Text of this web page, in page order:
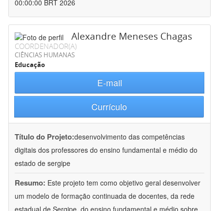
00:00:00 BRT 2026
Alexandre Meneses Chagas
COORDENADOR(A)
CIÊNCIAS HUMANAS
Educação
E-mail
Currículo
Título do Projeto:desenvolvimento das competências
digitais dos professores do ensino fundamental e médio do
estado de sergipe
Resumo: Este projeto tem como objetivo geral desenvolver
um modelo de formação continuada de docentes, da rede